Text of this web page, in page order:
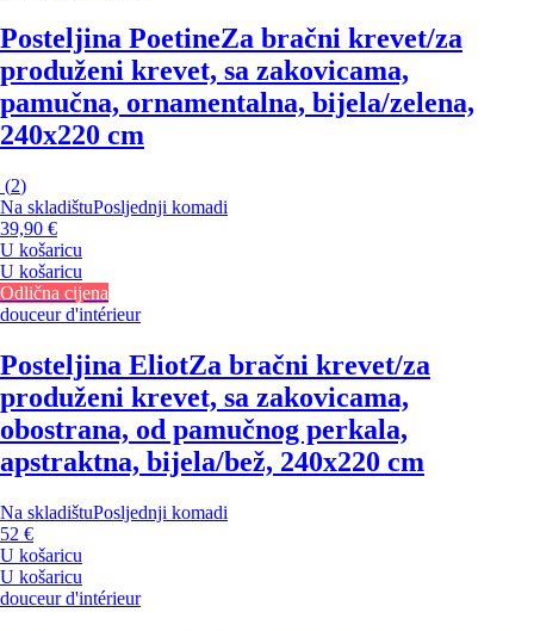
Posteljina PoetineZa bračni krevet/za
produženi krevet, sa zakovicama,
pamučna, ornamentalna, bijela/zelena,
240x220 cm
(2)
Na skladištuPosljednji komadi
39,90 €
U košaricu
U košaricu
Odlična cijena
douceur d'intérieur
Posteljina EliotZa bračni krevet/za
produženi krevet, sa zakovicama,
obostrana, od pamučnog perkala,
apstraktna, bijela/bež, 240x220 cm
Na skladištuPosljednji komadi
52 €
U košaricu
U košaricu
douceur d'intérieur